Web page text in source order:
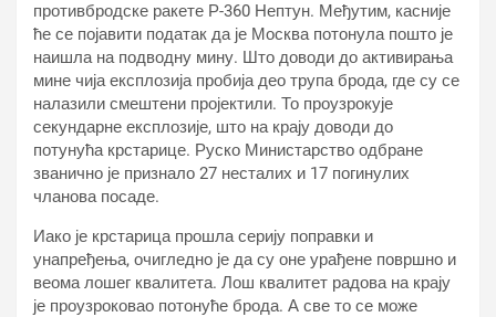
противбродске ракете Р-360 Нептун. Међутим, касније
ће се појавити податак да је Москва потонула пошто је
наишла на подводну мину. Што доводи до активирања
мине чија експлозија пробија део трупа брода, где су се
налазили смештени пројектили. То проузрокује
секундарне експлозије, што на крају доводи до
потунућа крстарице. Руско Министарство одбране
званично је признало 27 несталих и 17 погинулих
чланова посаде.
Иако је крстарица прошла серију поправки и
унапређења, очигледно је да су оне урађене површно и
веома лошег квалитета. Лош квалитет радова на крају
је проузроковао потонуће брода. А све то се може